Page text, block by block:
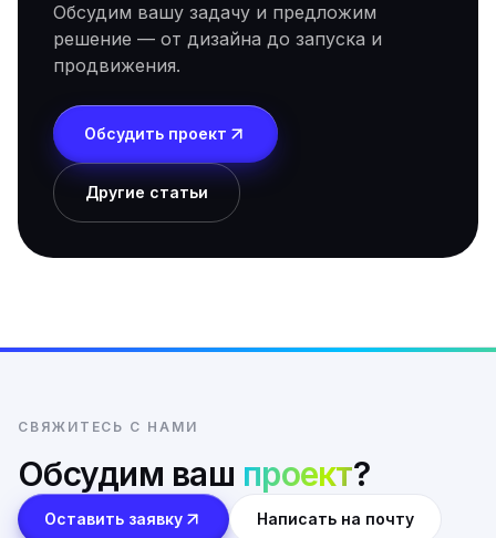
Обсудим вашу задачу и предложим
решение — от дизайна до запуска и
продвижения.
Обсудить проект
Другие статьи
СВЯЖИТЕСЬ С НАМИ
Обсудим ваш проект?
Оставить заявку Написать на почту